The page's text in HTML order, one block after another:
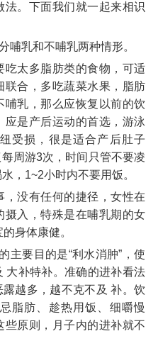
。下面我们就一起来相识
哺乳和不哺乳两种情形。
吃太多脂肪类的食物，可适
联合，多吃蔬菜水果，脂肪
乳，那么应恢复以前的饮
是产后运动的首选，游泳
受损，很是适合产后肚子
周游3次，时间只管不要凌
，1~2小时内不要用饭。
没有任何的捷径，女性在
入，特殊是在哺乳期的女
身体康健。
主要目的是“利水消肿”，使
大补特补。准确的进补看法
越多，越不克不及 补。饮
脂肪、趁热用饭、细嚼慢
些原则，月子内的进补就不